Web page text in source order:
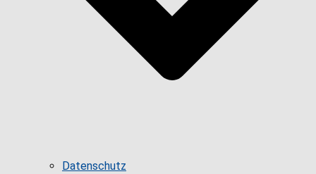
Datenschutz